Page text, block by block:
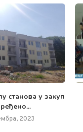
станова у закуп
2023